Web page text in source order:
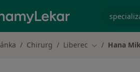
Chirurg Liberec Změna města
Hana